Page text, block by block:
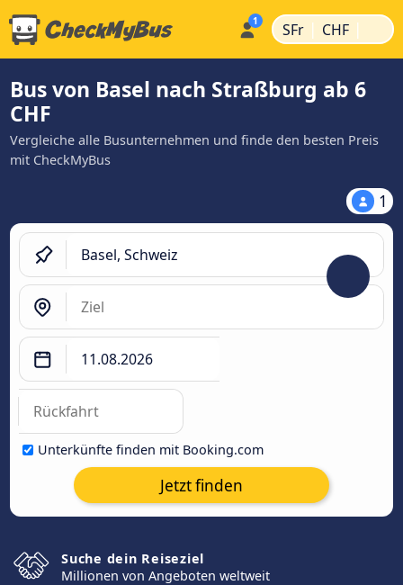
SFr | CHF |
Bus von Basel nach Straßburg ab 6
CHF
Vergleiche alle Busunternehmen und finde den besten Preis
mit CheckMyBus
1
Unterkünfte finden mit Booking.com
Jetzt finden
Suche dein Reiseziel
Millionen von Angeboten weltweit